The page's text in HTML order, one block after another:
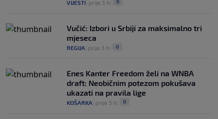
VIJESTI prije 3 h 0
Vučić: Izbori u Srbiji za maksimalno tri
mjeseca
REGIJA prije 3 h 0
Enes Kanter Freedom želi na WNBA
draft: Neobičnim potezom pokušava
ukazati na pravila lige
KOŠARKA prije 3 h 0